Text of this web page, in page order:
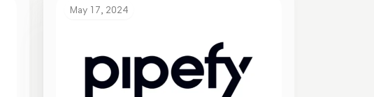
May 17, 2024